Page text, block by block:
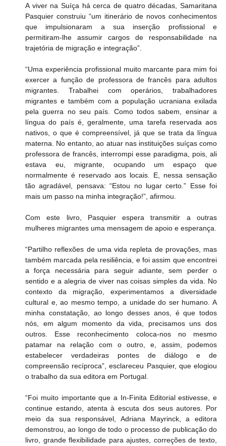
A viver na Suíça há cerca de quatro décadas, Samaritana
Pasquier construiu “um itinerário de novos conhecimentos
que impulsionaram a sua inserção profissional e
permitiram-lhe assumir cargos de responsabilidade na
trajetória de migração e integração”.
“Uma experiência profissional muito marcante para mim foi
exercer a função de professora de francês para adultos
migrantes. Trabalhei com operários, trabalhadores
migrantes e também com a população ucraniana exilada
pela guerra no seu país. Como todos sabem, ensinar a
língua do país é, geralmente, uma tarefa reservada aos
nativos, o que é compreensível, já que se trata da língua
materna. No entanto, ao atuar nas instituições suíças como
professora de francês, interrompi esse paradigma, pois, ali
estava eu, migrante, ocupando um espaço que
normalmente é reservado aos locais. E, nessa sensação
tão agradável, pensava: “Estou no lugar certo.” Esse foi
mais um passo na minha integração!”, afirmou.
Com este livro, Pasquier espera transmitir a outras
mulheres migrantes uma mensagem de apoio e esperança.
“Partilho reflexões de uma vida repleta de provações, mas
também marcada pela resiliência, e foi assim que encontrei
a força necessária para seguir adiante, sem perder o
sentido e a alegria de viver nas coisas simples da vida. No
contexto da migração, experimentamos a diversidade
cultural e, ao mesmo tempo, a unidade do ser humano. A
minha constatação, ao longo desses anos, é que todos
nós, em algum momento da vida, precisamos uns dos
outros. Esse reconhecimento coloca-nos no mesmo
patamar na relação com o outro, e, assim, podemos
estabelecer verdadeiras pontes de diálogo e de
compreensão recíproca”, esclareceu Pasquier, que elogiou
o trabalho da sua editora em Portugal.
“Foi muito importante que a In-Finita Editorial estivesse, e
continue estando, atenta à escuta dos seus autores. Por
meio da sua responsável, Adriana Mayrinck, a editora
demonstrou, ao longo de todo o processo de publicação do
livro, grande flexibilidade para ajustes, correções de texto,